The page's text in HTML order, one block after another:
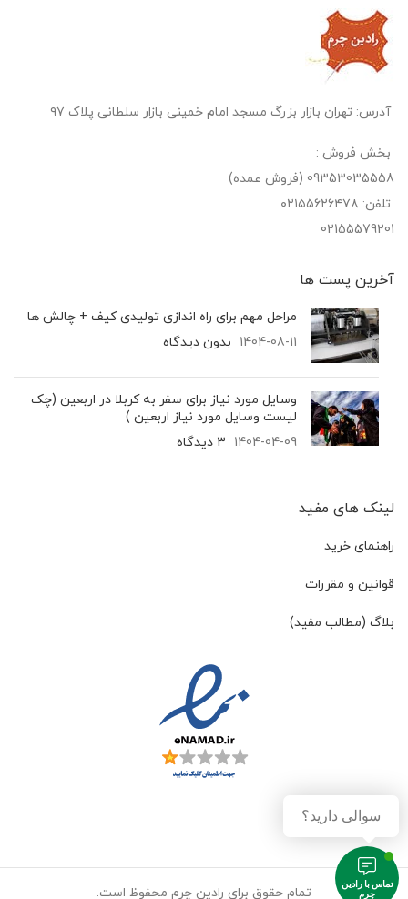
آدرس: تهران بازار بزرگ مسجد امام خمینی بازار سلطانی پلاک ۹۷
بخش فروش :
09353035558 (فروش عمده)
تلفن: ۰۲۱۵۵۶۲۶۴۷۸
02155579201
آخرین پست‌ ها
مراحل مهم برای راه اندازی تولیدی کیف + چالش ها
1404-08-11 بدون دیدگاه
وسایل مورد نیاز برای سفر به کربلا در اربعین (چک
لیست وسایل مورد نیاز اربعین )
1404-04-09 3 دیدگاه
لینک های مفید
راهنمای خرید
قوانین و مقررات
بلاگ (مطالب مفید)
تمام حقوق برای رادین چرم محفوظ است.
تماس با رادین
چرم
سوالی دارید؟